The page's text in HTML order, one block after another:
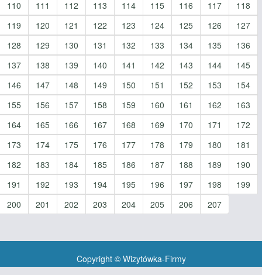
110
111 112 113 114 115 116 117
118
119
120 121 122 123 124 125 126
127
128
129 130 131 132 133 134 135
136
137
138 139 140 141 142 143 144
145
146
147 148 149 150 151 152 153
154
155
156 157 158 159 160 161 162
163
164
165 166 167 168 169 170 171
172
173
174 175 176 177 178 179 180
181
182
183 184 185 186 187 188 189
190
191
192 193 194 195 196 197 198
199
200
201 202 203 204 205 206 207
Copyright © Wizytówka-Firmy